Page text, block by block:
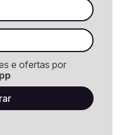
e ofertas por